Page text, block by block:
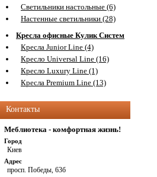
Светильники настольные (6)
Настенные светильники (28)
Кресла офисные Кулик Систем
Кресла Junior Line (4)
Кресло Universal Line (16)
Кресло Luxury Line (1)
Кресла Premium Line (13)
Контакты
Меблиотека - комфортная жизнь!
Город
Киев
Адрес
просп. Победы, 63б